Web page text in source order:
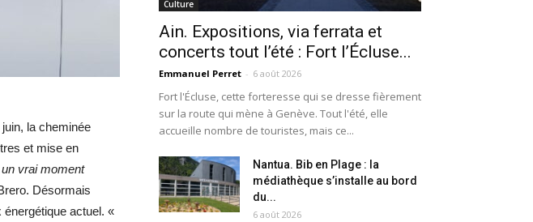
la cheminée
et mise en
un vrai moment
Désormais
actuel. «
Culture
Ain. Expositions, via ferrata et
concerts tout l’été : Fort l’Écluse...
Emmanuel Perret - 6 août 2026
Fort l'Écluse, cette forteresse qui se dresse fièrement
sur la route qui mène à Genève. Tout l'été, elle
accueille nombre de touristes, mais ce...
Nantua. Bib en Plage : la
médiathèque s’installe au bord
du...
6 août 2026